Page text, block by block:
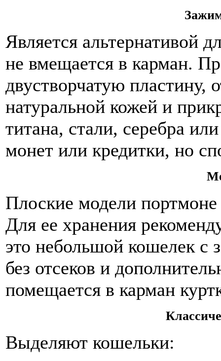
Является альтернативой
не вмещается в карман.
двустворчатую пластину,
натуральной кожей и
титана, стали, серебра
монет или кредитки, но
Плоские модели
Для ее хранения
это небольшой кошелек с
без отсеков и
помещается в карман
Выделяют кошельки: